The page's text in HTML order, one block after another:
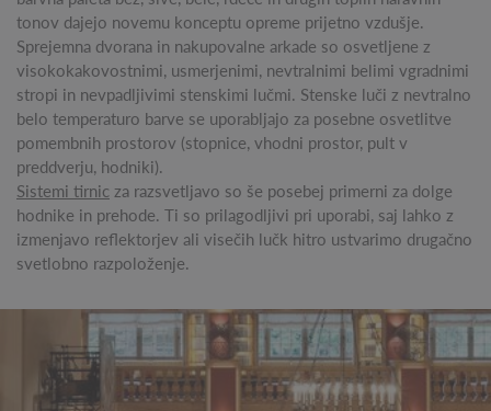
tonov dajejo novemu konceptu opreme prijetno vzdušje.
Sprejemna dvorana in nakupovalne arkade so osvetljene z
visokokakovostnimi, usmerjenimi, nevtralnimi belimi vgradnimi
stropi in nevpadljivimi stenskimi lučmi. Stenske luči z nevtralno
belo temperaturo barve se uporabljajo za posebne osvetlitve
pomembnih prostorov (stopnice, vhodni prostor, pult v
preddverju, hodniki).
Sistemi tirnic za razsvetljavo so še posebej primerni za dolge
hodnike in prehode. Ti so prilagodljivi pri uporabi, saj lahko z
izmenjavo reflektorjev ali visečih lučk hitro ustvarimo drugačno
svetlobno razpoloženje.